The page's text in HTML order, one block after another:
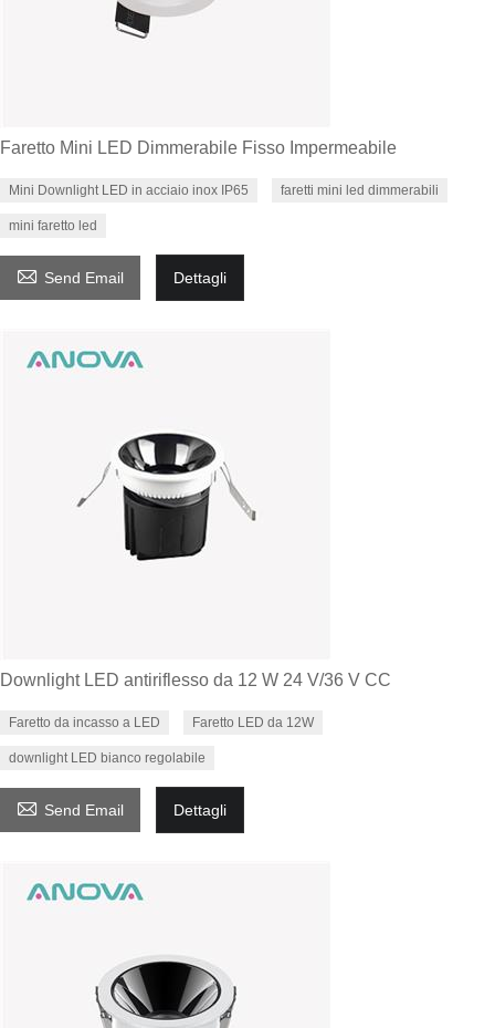
Faretto Mini LED Dimmerabile Fisso Impermeabile
Mini Downlight LED in acciaio inox IP65 faretti mini led dimmerabili
mini faretto led
 Send Email Dettagli
Downlight LED antiriflesso da 12 W 24 V/36 V CC
Faretto da incasso a LED Faretto LED da 12W
downlight LED bianco regolabile
 Send Email Dettagli